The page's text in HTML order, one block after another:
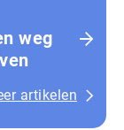
weg
artikelen